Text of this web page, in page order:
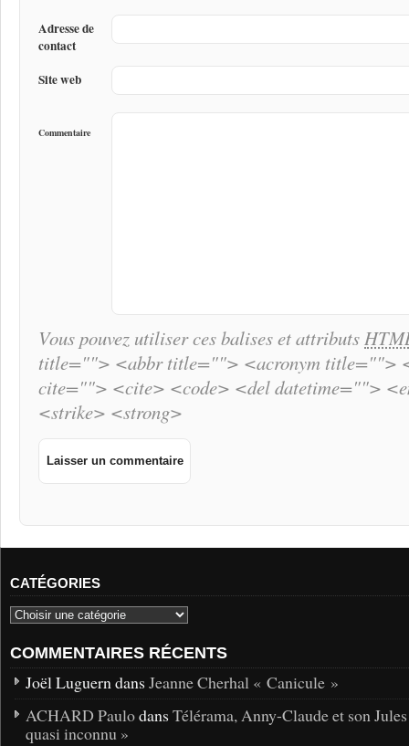
Adresse de
contact
Site web
Commentaire
Vous pouvez utiliser ces balises et attributs
title=""> <abbr title=""> <acronym title="">
cite=""> <cite> <code> <del datetime="">
<strike> <strong>
CATÉGORIES
COMMENTAIRES RÉCENTS
Joël Luguern dans Jeanne Cherhal « Canicule »
ACHARD Paulodans Télérama, Anny-Claude et son
quasi inconnu »